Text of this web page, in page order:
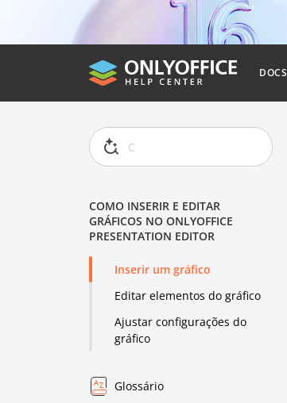
DOCS
COMO INSERIR E EDITAR
GRÁFICOS NO ONLYOFFICE
PRESENTATION EDITOR
Inserir um gráfico
Editar elementos do gráfico
Ajustar configurações do
gráfico
Glossário